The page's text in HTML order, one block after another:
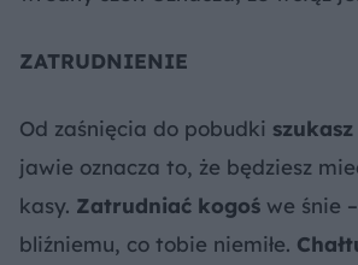
ZATRUDNIENIE
Od zaśnięcia do pobudki
jawie oznacza to, że będziesz
kasy. Zatrudniać kogoś we śnie
bliźniemu, co tobie niemiłe.